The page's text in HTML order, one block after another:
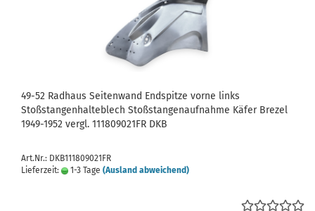
49-52 Radhaus Seitenwand Endspitze vorne links
Stoßstangenhalteblech Stoßstangenaufnahme Käfer Brezel
1949-1952 vergl. 111809021FR DKB
Art.Nr.: DKB111809021FR
Lieferzeit:
1-3 Tage (Ausland abweichend)